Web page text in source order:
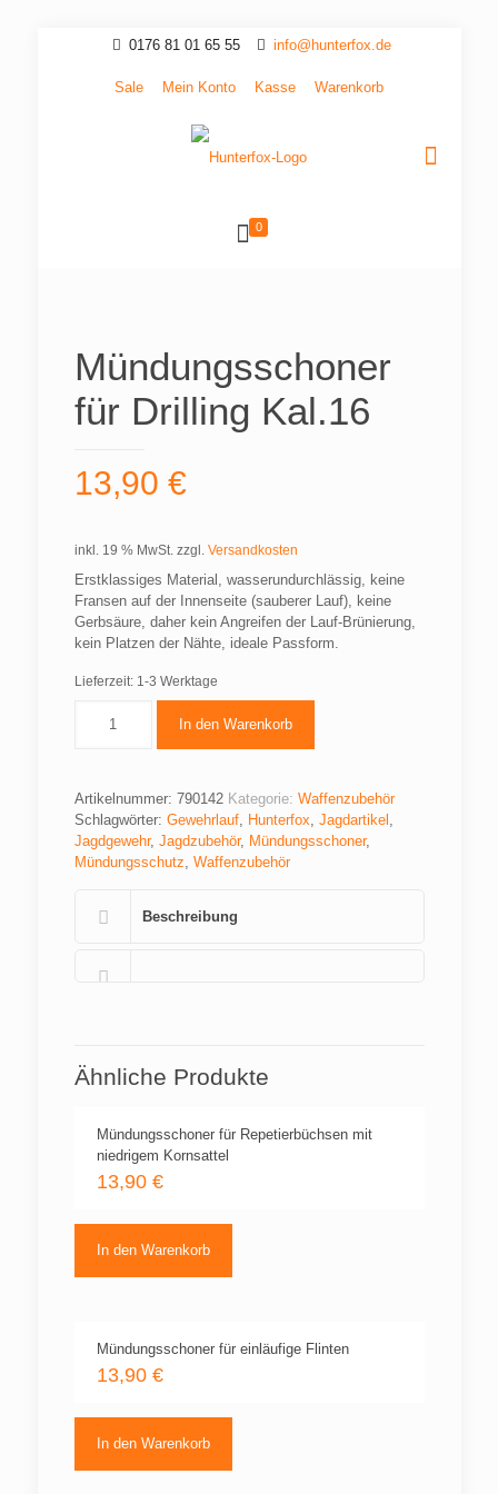
0176 81 01 65 55 info@hunterfox.de
Sale Mein Konto Kasse Warenkorb
0
Mündungsschoner
für Drilling Kal.16
13,90 €
inkl. 19 % MwSt. zzgl. Versandkosten
Erstklassiges Material, wasserundurchlässig, keine
Fransen auf der Innenseite (sauberer Lauf), keine
Gerbsäure, daher kein Angreifen der Lauf-Brünierung,
kein Platzen der Nähte, ideale Passform.
Lieferzeit: 1-3 Werktage
In den Warenkorb
Artikelnummer: 790142 Kategorie: Waffenzubehör
Schlagwörter: Gewehrlauf, Hunterfox, Jagdartikel ,
Jagdgewehr, Jagdzubehör, Mündungsschoner,
Mündungsschutz, Waffenzubehör
Beschreibung
Ähnliche Produkte
Mündungsschoner für Repetierbüchsen mit
niedrigem Kornsattel
13,90 €
In den Warenkorb
Mündungsschoner für einläufige Flinten
13,90 €
In den Warenkorb